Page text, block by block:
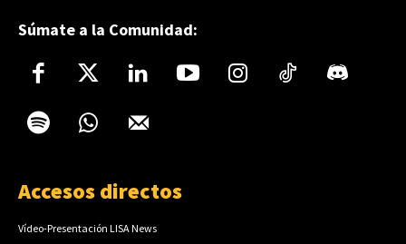
Súmate a la Comunidad:
Accesos directos
Vídeo-Presentación LISA News